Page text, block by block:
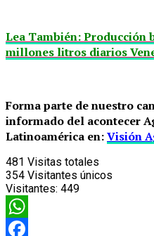
Lea También: Producción
millones litros diarios
Forma parte de nuestro
informado del acontecer
Latinoamérica en:Visión
481 Visitas totales
354 Visitantes únicos
Visitantes: 449
WhatsApp